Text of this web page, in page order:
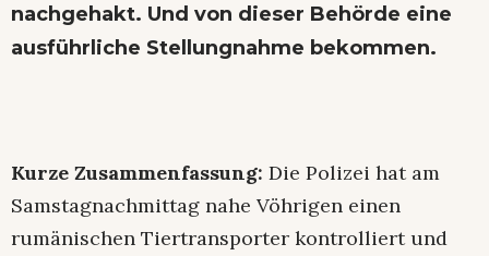
nachgehakt. Und von dieser Behörde eine
ausführliche Stellungnahme bekommen.
Kurze Zusammenfassung: Die Polizei hat am
Samstagnachmittag nahe Vöhrigen einen
rumänischen Tiertransporter kontrolliert und